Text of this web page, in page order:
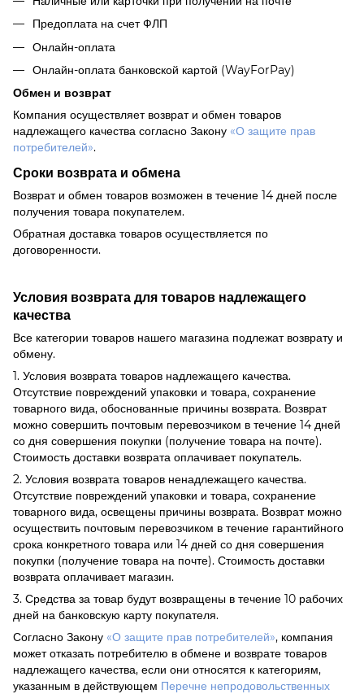
Предоплата на счет ФЛП
Онлайн-оплата
Онлайн-оплата банковской картой (WayForPay)
Обмен и возврат
Компания осуществляет возврат и обмен товаров
надлежащего качества согласно Закону «О защите прав
потребителей».
Сроки возврата и обмена
Возврат и обмен товаров возможен в течение 14 дней после
получения товара покупателем.
Обратная доставка товаров осуществляется по
договоренности.
Условия возврата для товаров надлежащего
качества
Все категории товаров нашего магазина подлежат возврату и
обмену.
1. Условия возврата товаров надлежащего качества.
Отсутствие повреждений упаковки и товара, сохранение
товарного вида, обоснованные причины возврата. Возврат
можно совершить почтовым перевозчиком в течение 14 дней
со дня совершения покупки (получение товара на почте).
Стоимость доставки возврата оплачивает покупатель.
2. Условия возврата товаров ненадлежащего качества.
Отсутствие повреждений упаковки и товара, сохранение
товарного вида, освещены причины возврата. Возврат можно
осуществить почтовым перевозчиком в течение гарантийного
срока конкретного товара или 14 дней со дня совершения
покупки (получение товара на почте). Стоимость доставки
возврата оплачивает магазин.
3. Средства за товар будут возвращены в течение 10 рабочих
дней на банковскую карту покупателя.
Согласно Закону «О защите прав потребителей», компания
может отказать потребителю в обмене и возврате товаров
надлежащего качества, если они относятся к категориям,
указанным в действующем Перечне непродовольственных